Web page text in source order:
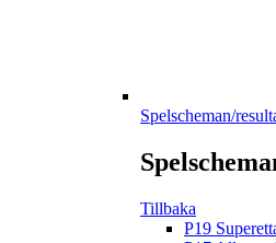
Spelscheman/
Tillbaka
P19